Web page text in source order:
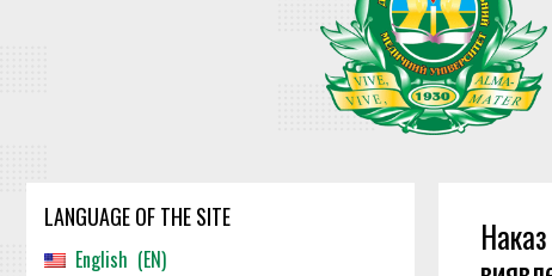
LANGUAGE OF THE SITE
English
EN